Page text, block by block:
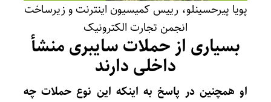
پویا پیرحسینلو، رییس کمیسیون اینترنت و زیرساخت
انجمن تجارت الکترونیک
بسیاری از حملات سایبری منشأ
داخلی دارند
او همچنین در پاسخ به اینکه این نوع حملات چه